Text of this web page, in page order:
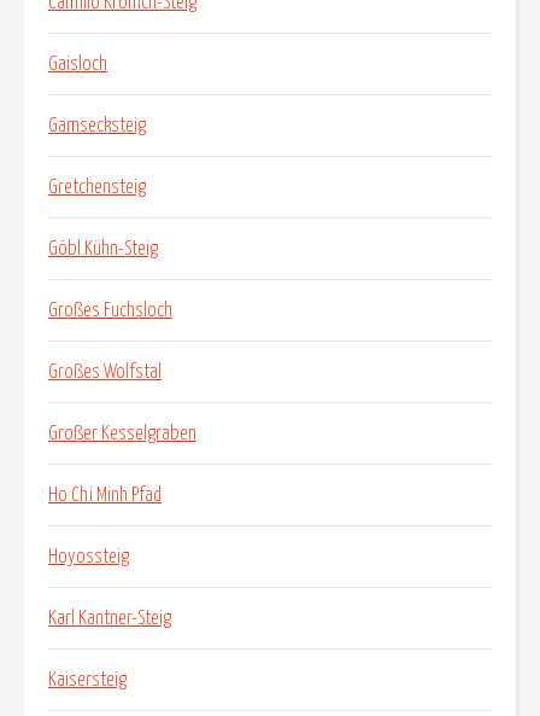
Gaisloch
Gamsecksteig
Gretchensteig
Göbl Kühn-Steig
Großes Fuchsloch
Großes Wolfstal
Großer Kesselgraben
Ho Chi Minh Pfad
Hoyossteig
Karl Kantner-Steig
Kaisersteig